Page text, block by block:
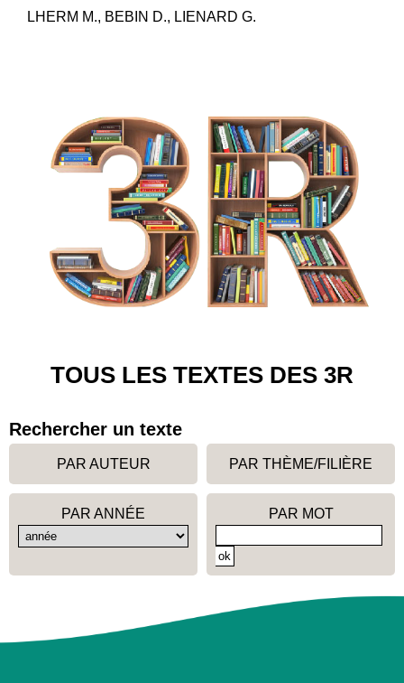
LHERM M., BEBIN D., LIENARD G.
TOUS LES TEXTES DES 3R
Rechercher un texte
PAR AUTEUR PAR THÈME/FILIÈRE
PAR ANNÉE PAR MOT